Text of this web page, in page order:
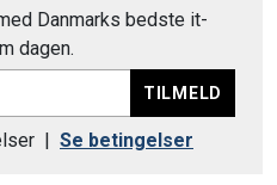
Danmarks bedste it-
dagen.
TILMELD
Se betingelser